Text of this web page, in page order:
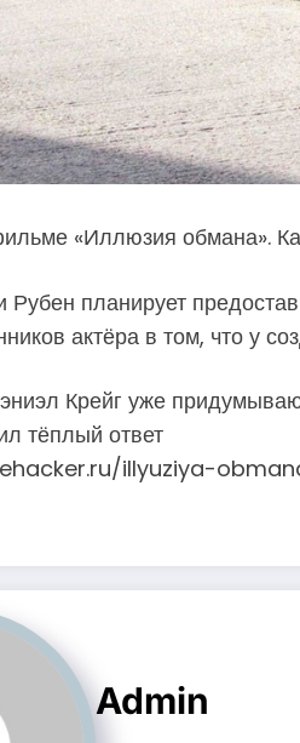
«Иллюзия обмана».
планирует
актёра в том, что у
Крейг уже
тёплый ответ
illyuziya-
Admin